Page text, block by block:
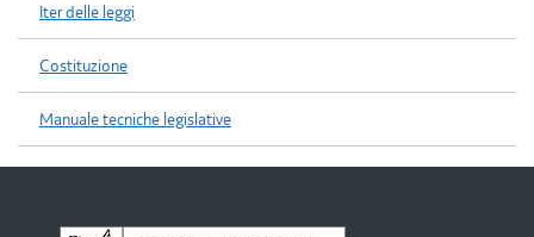
Iter delle leggi
Costituzione
Manuale tecniche legislative